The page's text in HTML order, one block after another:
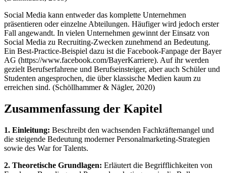
Social Media kann entweder das komplette Unternehmen
präsentieren oder einzelne Abteilungen. Häufiger wird jedoch erster
Fall angewandt. In vielen Unternehmen gewinnt der Einsatz von
Social Media zu Recruiting-Zwecken zunehmend an Bedeutung.
Ein Best-Practice-Beispiel dazu ist die Facebook-Fanpage der Bayer
AG (https://www.facebook.com/BayerKarriere). Auf ihr werden
gezielt Berufserfahrene und Berufseinsteiger, aber auch Schüler und
Studenten angesprochen, die über klassische Medien kaum zu
erreichen sind. (Schöllhammer & Nägler, 2020)
Zusammenfassung der Kapitel
1. Einleitung: Beschreibt den wachsenden Fachkräftemangel und
die steigende Bedeutung moderner Personalmarketing-Strategien
sowie des War for Talents.
2. Theoretische Grundlagen: Erläutert die Begrifflichkeiten von